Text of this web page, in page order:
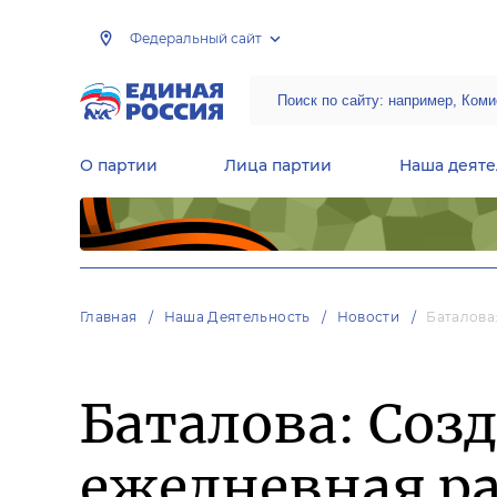
Федеральный сайт
О партии Лица партии Наша
Главная Наша Деятельность Новости
Баталова: